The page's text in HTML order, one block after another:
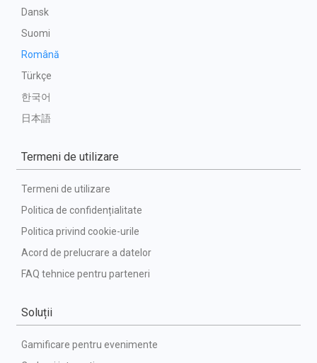
Dansk
Suomi
Română
Türkçe
한국어
日本語
Termeni de utilizare
Termeni de utilizare
Politica de confidențialitate
Politica privind cookie-urile
Acord de prelucrare a datelor
FAQ tehnice pentru parteneri
Soluții
Gamificare pentru evenimente